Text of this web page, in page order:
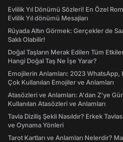
Evlilik Yıl Dönümü Sözleri! En Özel
Evlilik Yıl dönümü Mesajları
Rüyada Altın Görmek: Gerçekler de
Saklı Olabilir!
Doğal Taşların Merak Edilen Tüm
Hangi Doğal Taş Ne İşe Yarar?
Emojilerin Anlamları: 2023
Çok Kullanılan Emojiler ve Anlamları
Atasözleri ve Anlamları: A'dan Z'ye
Kullanılan Atasözleri ve Anlamları
Tavla Diziliş Şekli Nasıldır? Erkek
ve Oynama Yönleri
Tarot Kartları ve Anlamları Nelerdir?